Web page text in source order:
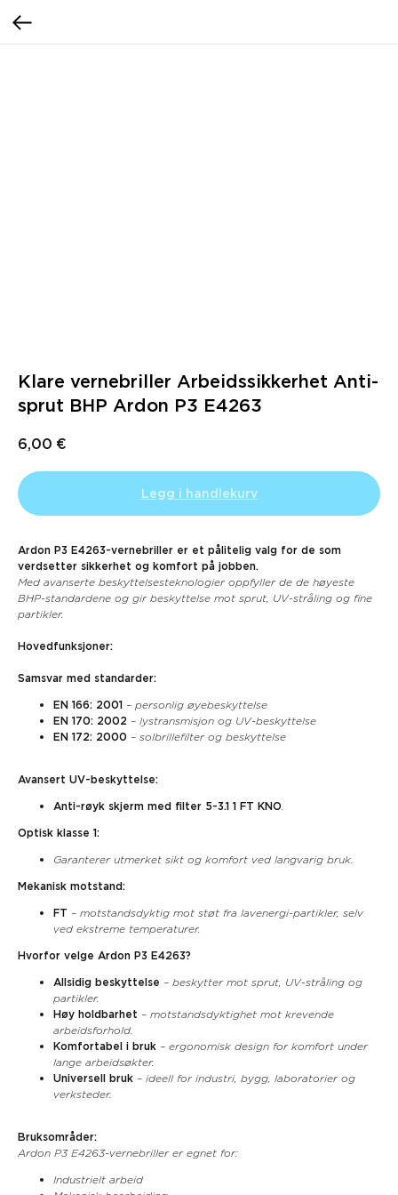
Klare vernebriller Arbeidssikkerhet Anti-
sprut BHP Ardon P3 E4263
6,00 €
Legg i handlekurv
Ardon P3 E4263-vernebriller er et pålitelig valg for de som
verdsetter sikkerhet og komfort på jobben.
Med avanserte beskyttelsesteknologier oppfyller de de høyeste
BHP-standardene og gir beskyttelse mot sprut, UV-stråling og fine
partikler.
Hovedfunksjoner:
Samsvar med standarder:
EN 166: 2001 – personlig øyebeskyttelse
EN 170: 2002 – lystransmisjon og UV-beskyttelse
EN 172: 2000 – solbrillefilter og beskyttelse
Avansert UV-beskyttelse:
Anti-røyk skjerm med filter 5-3.1 1 FT KNO.
Optisk klasse 1:
Garanterer utmerket sikt og komfort ved langvarig bruk.
Mekanisk motstand:
FT – motstandsdyktig mot støt fra lavenergi-partikler, selv
ved ekstreme temperaturer.
Hvorfor velge Ardon P3 E4263?
Allsidig beskyttelse – beskytter mot sprut, UV-stråling og
partikler.
Høy holdbarhet – motstandsdyktighet mot krevende
arbeidsforhold.
Komfortabel i bruk – ergonomisk design for komfort under
lange arbeidsøkter.
Universell bruk – ideell for industri, bygg, laboratorier og
verksteder.
Bruksområder:
Ardon P3 E4263-vernebriller er egnet for:
Industrielt arbeid